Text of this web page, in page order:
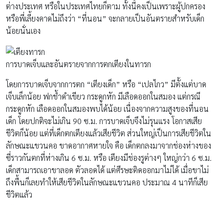
ต่างประเทศ หรือในประเทศไทยก็ตาม ทั้งนี้คงเป็นเพราะผู้ปกครอง
หรือพี่เลี้ยงคาดไม่ถึงว่า “ที่นอน” จะกลายเป็นอันตรายสำหรับเด็ก
น้อยนั่นเอง
การบาดเจ็บและอันตรายจากการตกเตียงในทารก
โดยการบาดเจ็บจากการตก “เตียงเด็ก” หรือ “เปลไกว” มีตั้งแต่บาด
เจ็บเล็กน้อย ฟกช้ำดำเขียว กระดูกหัก มีเลือดออกในสมอง แต่กรณี
กระดูกหัก เลือดออกในสมองพบได้น้อย เนื่องจากความสูงของที่นอน
เด็ก โดยปกติจะไม่เกิน 90 ซ.ม. การบาดเจ็บจึงไม่รุนแรง โอกาสเสีย
ชีวิตก็น้อย แต่ที่เด็กตกเตียงแล้วเสียชีวิต ส่วนใหญ่เป็นการเสียชีวิตใน
ลักษณะแขวนคอ ขาดอากาศหายใจ คือ เด็กตกลงมาจากช่องห่างของ
ซี่ราวกันตกที่ห่างเกิน 6 ซ.ม. หรือ เตียงมีช่องรูต่างๆ ใหญ่กว่า 6 ซ.ม.
เด็กสามารถเอาขาลอด ตัวลอดได้ แต่ศีรษะติดออกมาไม่ได้ เมื่อขาไม่
ถึงพื้นก็เลยทำให้เสียชีวิตในลักษณะแขวนคอ ประมาณ 4 นาทีก็เสีย
ชีวิตแล้ว